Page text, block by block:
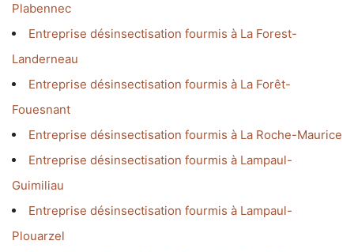
Plabennec
Entreprise désinsectisation fourmis à La Forest-
Landerneau
Entreprise désinsectisation fourmis à La Forêt-
Fouesnant
Entreprise désinsectisation fourmis à La Roche-Maurice
Entreprise désinsectisation fourmis à Lampaul-
Guimiliau
Entreprise désinsectisation fourmis à Lampaul-
Plouarzel